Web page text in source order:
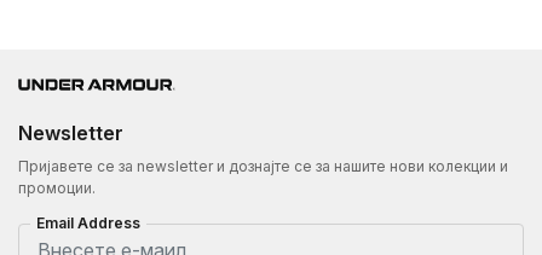
Newsletter
Пријавете се за newsletter и дознајте се за нашите нови колекции и
промоции.
Email Address